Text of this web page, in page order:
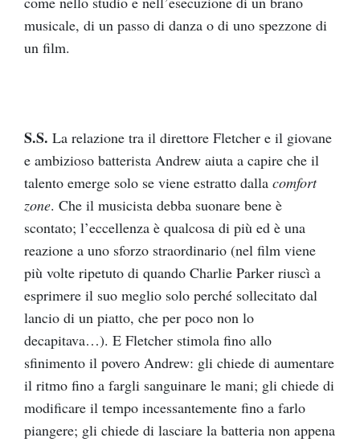
musicale, di un passo di danza o di uno spezzone di
un film.
S.S. La relazione tra il direttore Fletcher e il giovane
e ambizioso batterista Andrew aiuta a capire che il
talento emerge solo se viene estratto dalla comfort
zone. Che il musicista debba suonare bene è
scontato; l’eccellenza è qualcosa di più ed è una
reazione a uno sforzo straordinario (nel film viene
più volte ripetuto di quando Charlie Parker riuscì a
esprimere il suo meglio solo perché sollecitato dal
lancio di un piatto, che per poco non lo
decapitava…). E Fletcher stimola fino allo
sfinimento il povero Andrew: gli chiede di aumentare
il ritmo fino a fargli sanguinare le mani; gli chiede di
modificare il tempo incessantemente fino a farlo
piangere; gli chiede di lasciare la batteria non appena